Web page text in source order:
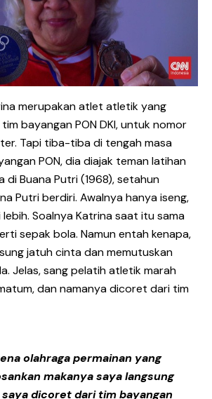
merupakan atlet atletik yang
bayangan PON DKI, untuk nomor
Tapi tiba-tiba di tengah masa
PON, dia diajak teman latihan
di Buana Putri (1968), setahun
Putri berdiri. Awalnya hanya iseng,
Soalnya Katrina saat itu sama
sepak bola. Namun entah kenapa,
jatuh cinta dan memutuskan
Jelas, sang pelatih atletik marah
dan namanya dicoret dari tim
olahraga permainan yang
makanya saya langsung
saya dicoret dari tim bayangan